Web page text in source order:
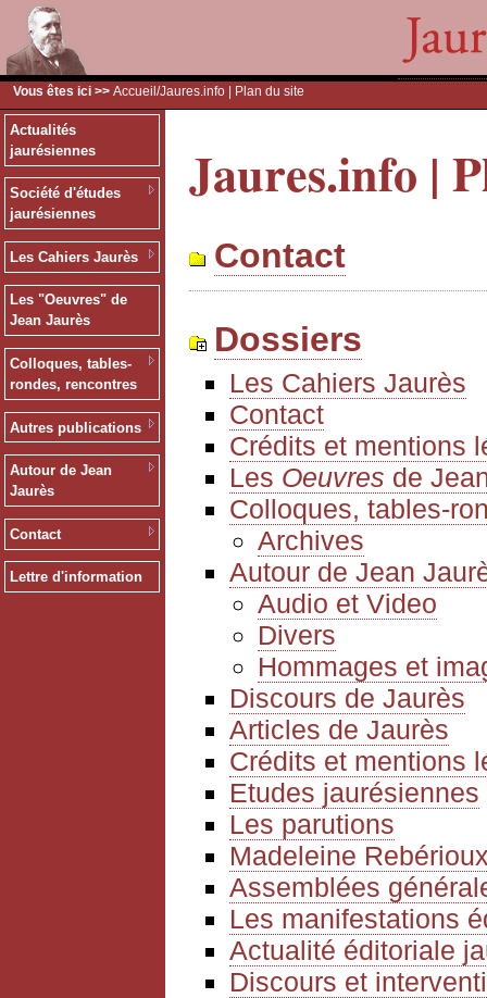
Vous êtes ici >> Accueil /Jaures.info | Plan du site
Actualités
jaurésiennes
Société d'études
jaurésiennes
Les Cahiers Jaurès
Les "Oeuvres" de
Jean Jaurès
Colloques, tables-
rondes, rencontres
Autres publications
Autour de Jean
Jaurès
Contact
Lettre d'information
Jaures.info |
Contact
Dossiers
Les Cahiers Jaurès
Contact
Crédits et mentions
Les Oeuvres de
Colloques, tables-
Archives
Autour de Jean
Audio et Video
Divers
Hommages et
Discours de Jaurès
Articles de Jaurès
Crédits et mentions
Etudes jaurésiennes
Les parutions
Madeleine
Assemblées
Les manifestations
Actualité éditoriale
Discours et